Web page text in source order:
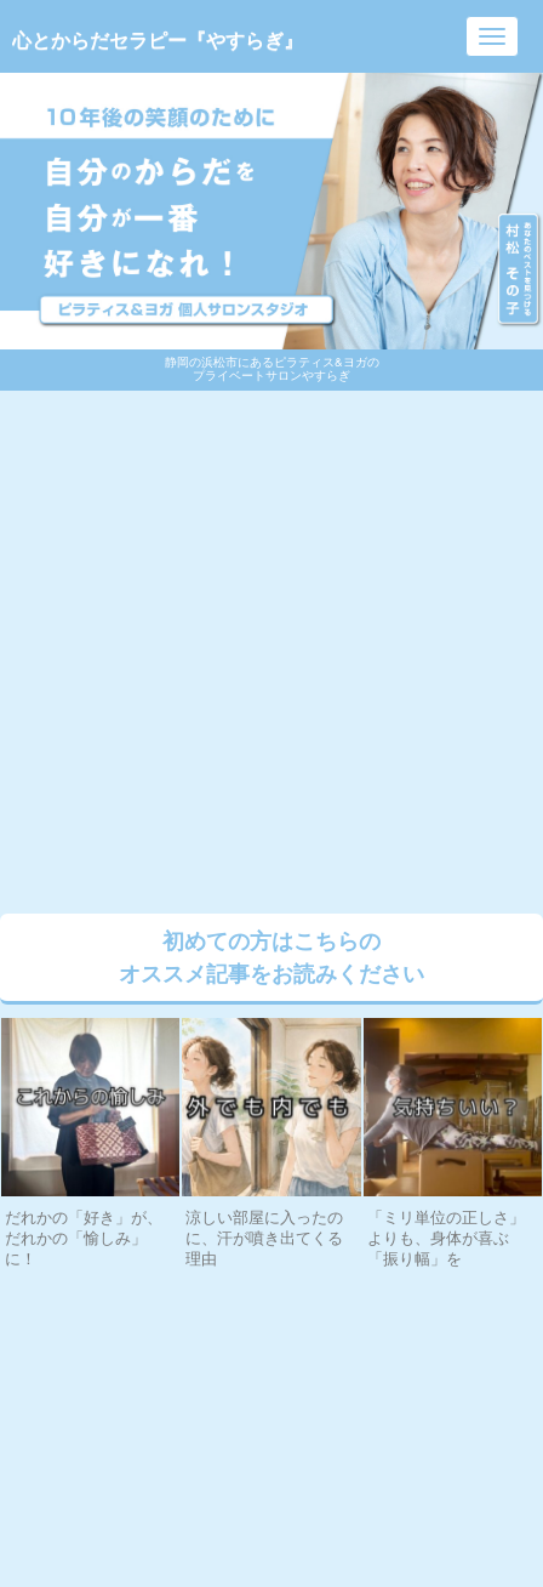
静岡の浜松市にあるピラティス&ヨガの
プライベートサロンやすらぎ
心とからだセラピー『やすらぎ』
初めての方はこちらの
オススメ記事をお読みください
だれかの「好き」が、
だれかの「愉しみ」
に！
涼しい部屋に入ったの
に、汗が噴き出てくる
理由
「ミリ単位の正しさ」
よりも、身体が喜ぶ
「振り幅」を